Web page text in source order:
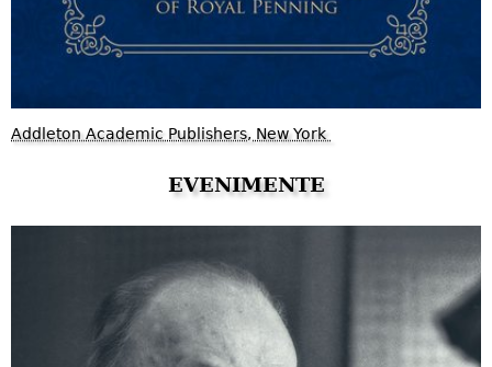
Addleton Academic Publishers, New York
EVENIMENTE